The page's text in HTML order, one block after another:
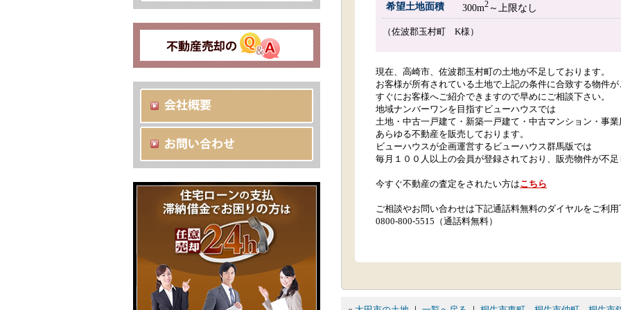
希望土地面積 300m2 ～上限なし
（佐波郡玉村町 K様）
現在、高崎市、佐波郡玉村町の土地が不足しております。
お客様が所有されている土地で上記の条件に合致する物件
すぐにお客様へご紹介できますので早めにご相談下さい。
地域ナンバーワンを目指すビューハウスでは
土地・中古一戸建て・新築一戸建て・中古マンション・事
あらゆる不動産を販売しております。
ビューハウスが企画運営するビューハウス群馬版では
毎月１００人以上の会員が登録されており、販売物件が不
今すぐ不動産の査定をされたい方はこちら
ご相談やお問い合わせは下記通話料無料のダイヤルをご利
0800-800-5515（通話料無料）